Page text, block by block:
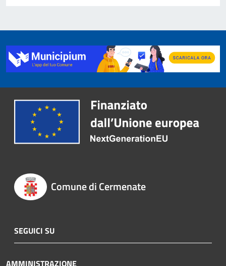
Comune di Cermenate
SEGUICI SU